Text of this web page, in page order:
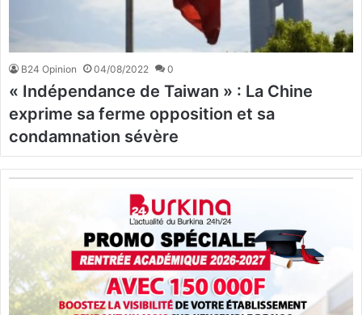
B24 Opinion 04/08/2022 0
« Indépendance de Taiwan » : La Chine
exprime sa ferme opposition et sa
condamnation sévère